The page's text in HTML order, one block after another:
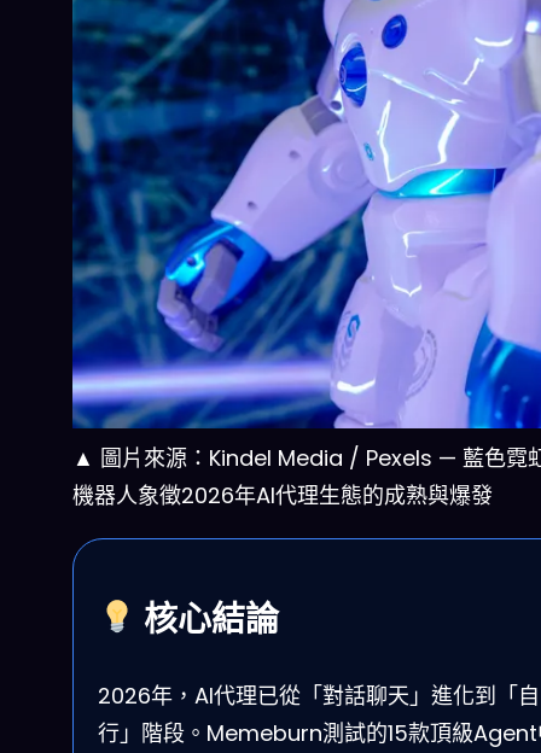
▲ 圖片來源：Kindel Media / Pexels — 藍色霓
機器人象徵2026年AI代理生態的成熟與爆發
核心結論
2026年，AI代理已從「對話聊天」進化到「
行」階段。Memeburn測試的15款頂級